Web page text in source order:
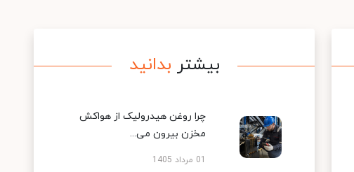
بیشتر بدانید
چرا روغن هیدرولیک از هواکش
مخزن بیرون می...
01 مرداد 1405